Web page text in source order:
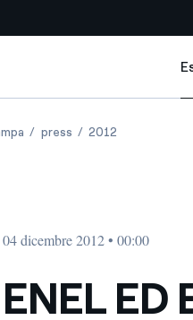
energia pulita da fonti
LA LORO COLLABORAZIONE
ENEL ED EDF CONCLUDONO
pressENEL ED EDF
2012
04 dicembre 2012 • 00:00
ENEL ED